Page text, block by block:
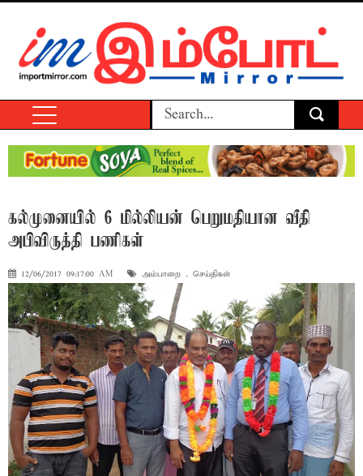
கல்முனையில் 6 மில்லியன் பெறுமதியான வீதி
அபிவிருத்தி பணிகள்
12/06/2017 09:17:00 AM அம்பாறை , செய்திகள்